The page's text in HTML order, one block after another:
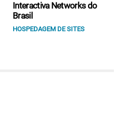
Interactiva Networks do
Brasil
HOSPEDAGEM DE SITES